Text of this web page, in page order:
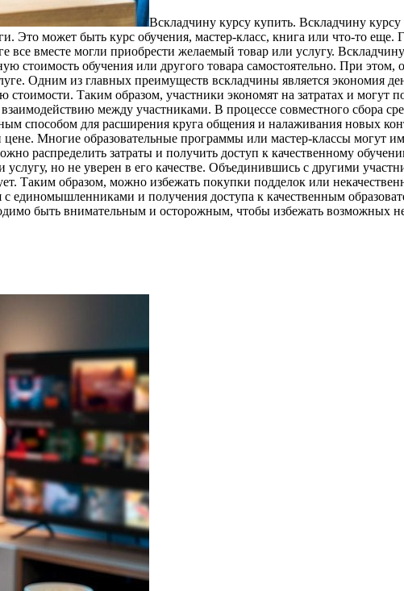
Всклaдчину курсу купить. Всклaдчину
Это может быть курс обучения, мастер-класс, книга или что-то еще.
вместе могли приобрести желаемый товар или услугу.
стоимость обучения или другого товара самостоятельно. При этом,
Одним из главных преимуществ вскладчины является экономия
Таким образом, участники экономят на затратах и могут
между участниками. В процессе совместного сбора
способом для расширения круга общения и налаживания новых
Многие образовательные программы или мастер-классы могут
распределить затраты и получить доступ к качественному
но не уверен в его качестве. Объединившись с другими
Таким образом, можно избежать покупки подделок или
единомышленниками и получения доступа к качественным
быть внимательным и осторожным, чтобы избежать возможных